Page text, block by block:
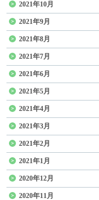
2021年10月
2021年9月
2021年8月
2021年7月
2021年6月
2021年5月
2021年4月
2021年3月
2021年2月
2021年1月
2020年12月
2020年11月